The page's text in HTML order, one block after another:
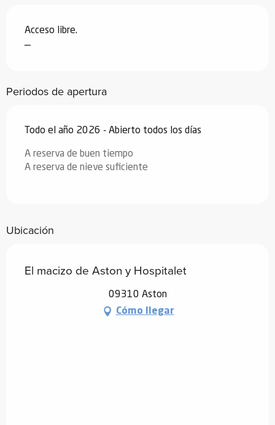
Acceso libre.
—
Periodos de apertura
Todo el año 2026 - Abierto todos los días
A reserva de buen tiempo
A reserva de nieve suficiente
Ubicación
El macizo de Aston y Hospitalet
09310 Aston
Cómo llegar